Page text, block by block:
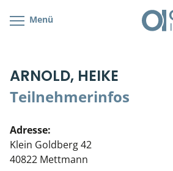
Menü
ARNOLD, HEIKE
Teilnehmerinfos
Adresse:
Klein Goldberg 42
40822 Mettmann
Cranial/Neurale Osteopathie
Parietale Osteopathie
Viszerale Osteopathie
Klinische & Praktische Kurse
Bonus-Programm
Veranstaltungsticket DB
Wissenswertes
Teilnehmerliste
Stellenbörse
Soziales Engagement